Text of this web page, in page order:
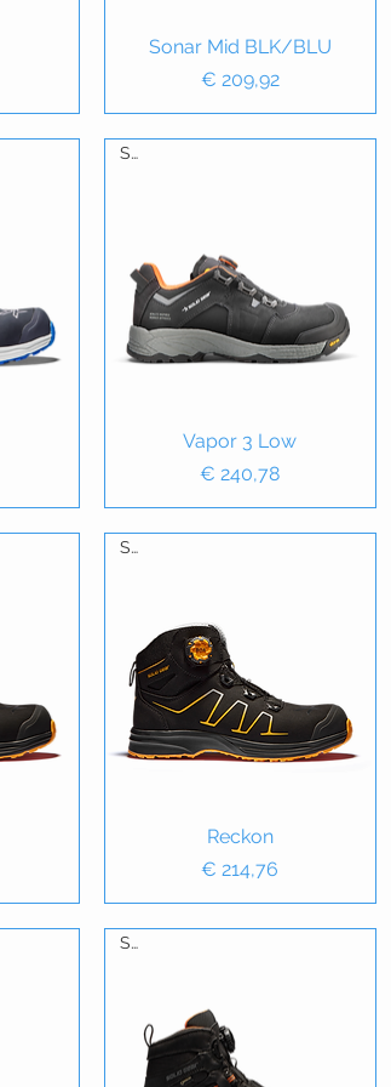
Snel overzicht
Sonar Mid BLK/BLU
Prijs
€ 209,92
Snel overzicht
S3S
Vapor 3 Low
Prijs
€ 240,78
Snel overzicht
S3
Reckon
Prijs
€ 214,76
S3